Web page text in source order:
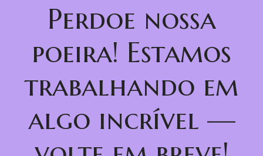
Perdoe nossa
poeira! Estamos
trabalhando em
algo incrível —